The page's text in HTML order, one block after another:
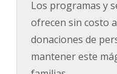
Los programas y
ofrecen sin costo
donaciones de
mantener este